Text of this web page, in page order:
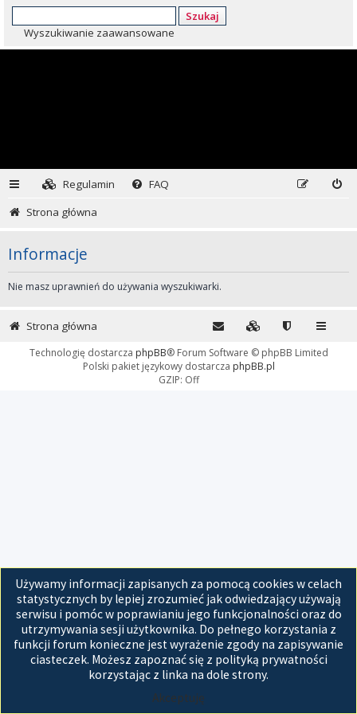
Szukaj
Wyszukiwanie zaawansowane
Regulamin
FAQ
Strona główna
Informacje
Nie masz uprawnień do używania wyszukiwarki.
Używamy informacji zapisanych za pomocą cookies w celach
statystycznych by lepiej zrozumieć jak odwiedzający używają
serwisu i pomóc w poprawianiu jego funkcjonalności oraz do
utrzymywania sesji użytkownika. Do pełnego korzystania z
funkcji forum konieczne jest wyrażenie zgody na zapisywanie
ciasteczek. Możesz zapoznać się z polityką prywatności
korzystając z linka na dole strony.
Akceptuję
Strona główna
Technologię dostarcza phpBB® Forum Software © phpBB Limited
Polski pakiet językowy dostarcza phpBB.pl
GZIP: Off